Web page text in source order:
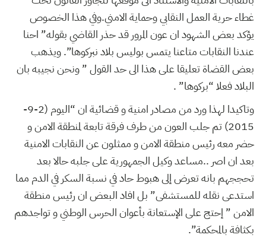
غطاء حرية العمل النقابي وحماية الامني.وفي هذا الخصوص
يؤكد بعض الشهود ان عون المرور قد حذر القاضي بقوله” احنا
عندنا النقابات متاعنا يتمس بوليس بلاد نبركوها”. ويذهب
بعض القضاة تعليقا على هذا الى حد القول ” ونحن نجيبه بان
البلاد فعلا “بركوها” .
وتاكيدا لهذا ورد من مصادر امنية و قضائية ان “اليوم (2-9-
2015) تم جلب العون من طرف فرقة تابعة لمنطقة الامن و
حضر معه رئيس منطقة الامن و ممثلون عن النقابات الامنية
بعد ان اصر ..مساعد وكيل الجمهورية على جلبه حالا بعد
تحججهم بانه تعرض إلى هبوط حاد في نسبة السكر في الدم مما
استدعى نقله للمستشفى” بل افاد البعض ان رئيس منطقة
الامن ” إحتج على الإستعانة بأعوان الحرس الوطني و تواجدهم
بكثافة بالمحكمة”.